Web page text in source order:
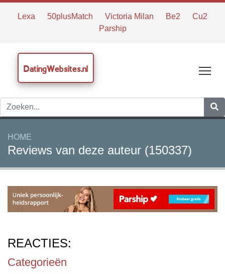
Lexa 50plusMatch Victoria Milan Be2
Cu2
Parship
DatingWebsites.nl
HOME
Reviews van deze auteur (150337)
Categorieën
REACTIES: